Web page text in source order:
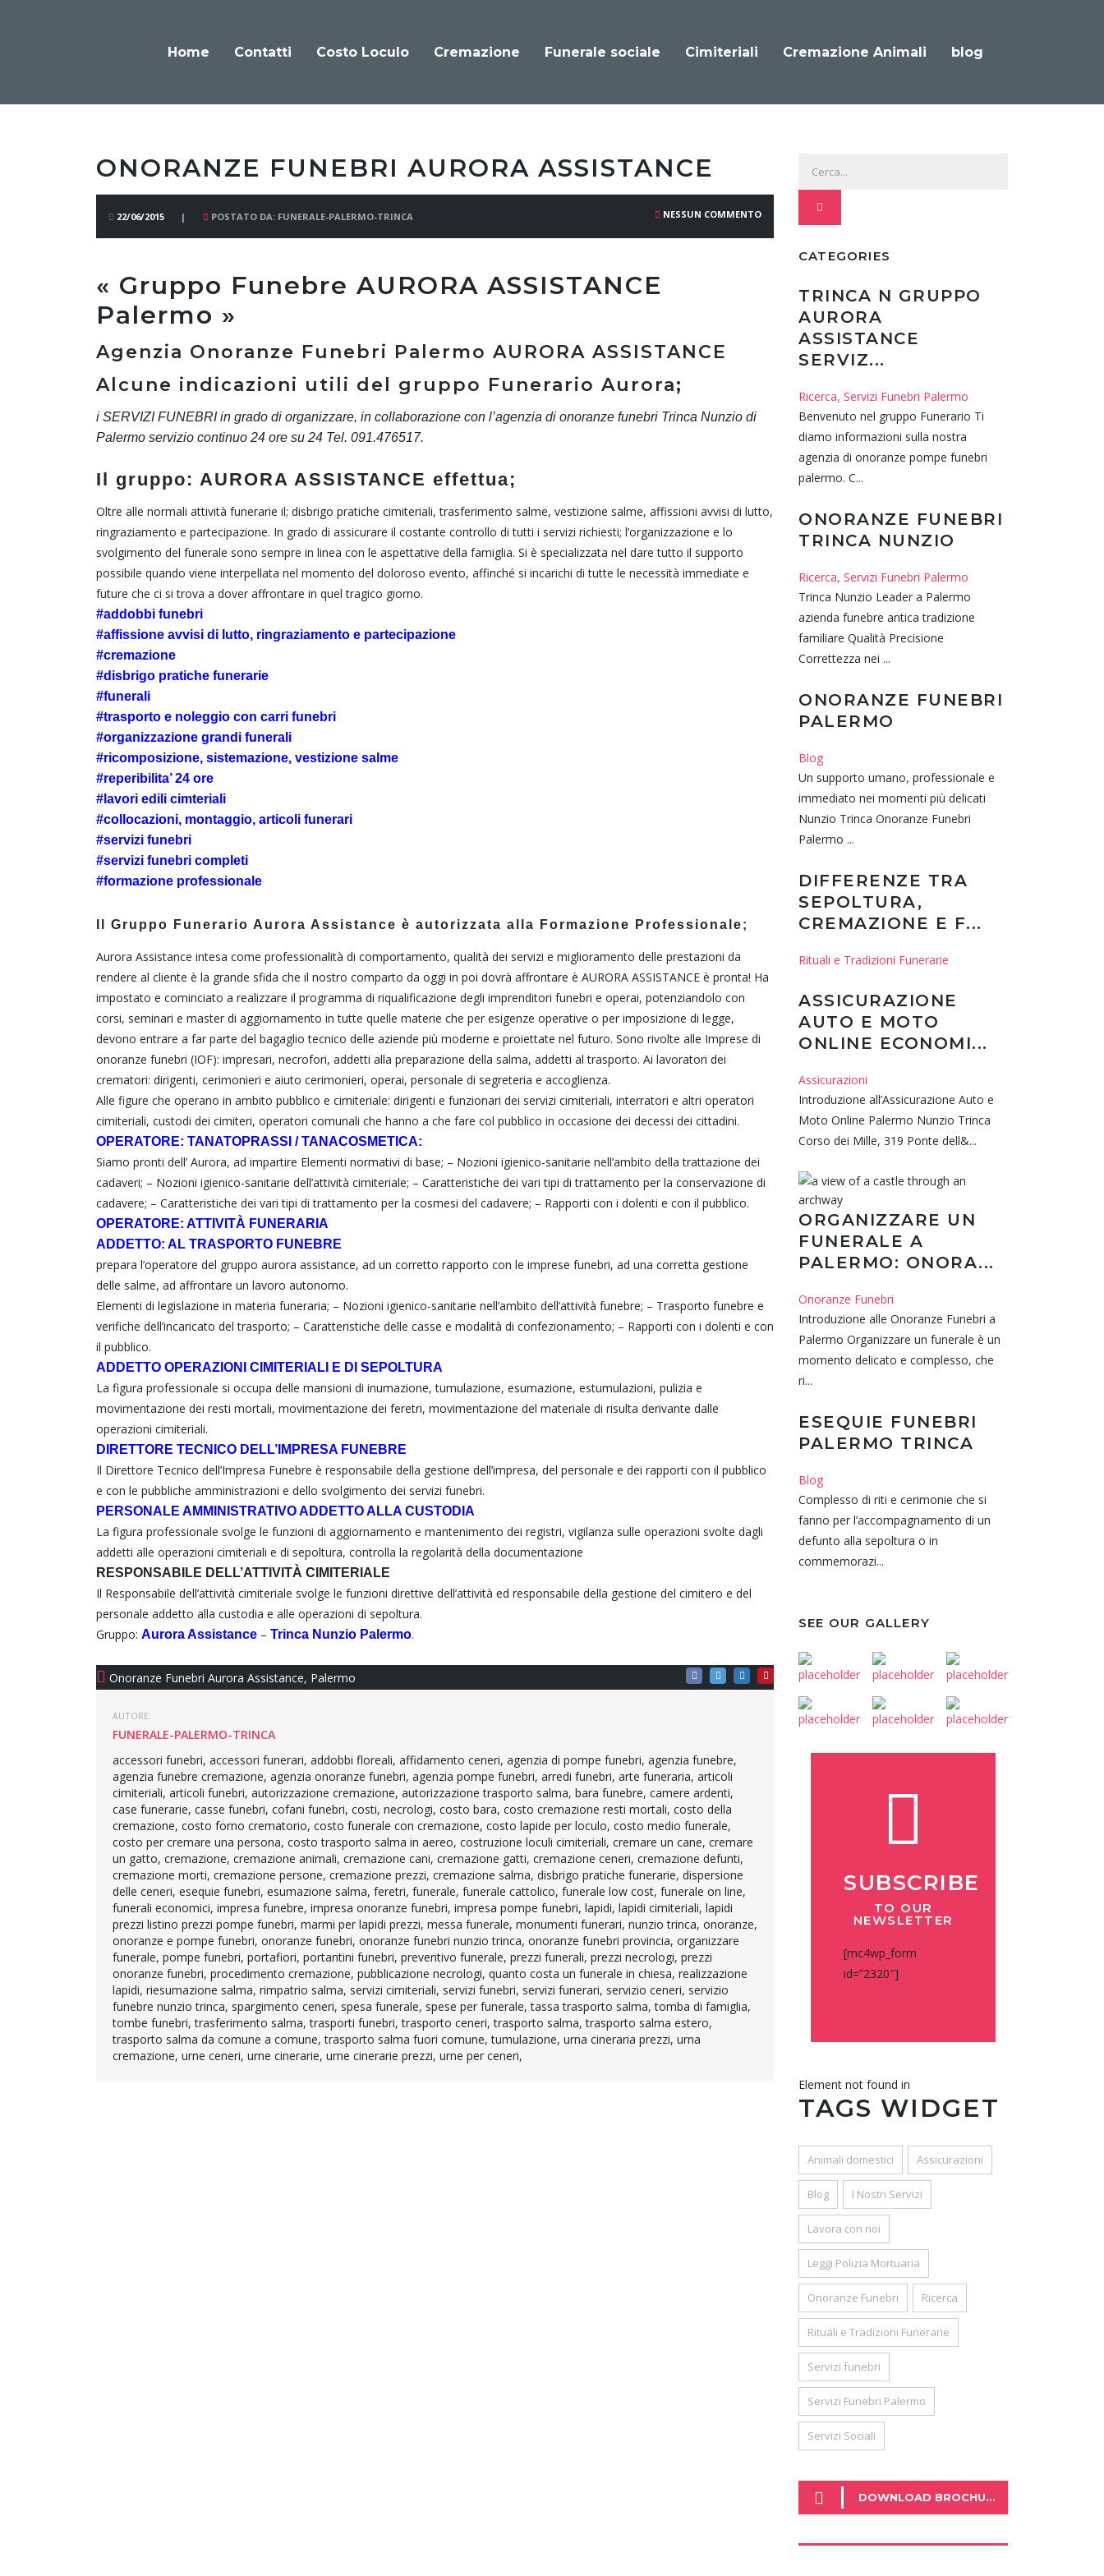
Home Contatti Costo Loculo Cremazione Funerale sociale Cimiteriali Cremazione Animali blog
ONORANZE FUNEBRI AURORA ASSISTANCE
22/06/2015 POSTATO DA: FUNERALE-PALERMO-TRINCA NESSUN COMMENTO
« Gruppo Funebre AURORA ASSISTANCE
Palermo »
Agenzia Onoranze Funebri Palermo AURORA ASSISTANCE
Alcune indicazioni utili del gruppo Funerario Aurora;
i SERVIZI FUNEBRI in grado di organizzare, in collaborazione con l’agenzia di onoranze funebri Trinca Nunzio di
Palermo servizio continuo 24 ore su 24 Tel. 091.476517.
Il gruppo: AURORA ASSISTANCE effettua;
Oltre alle normali attività funerarie il; disbrigo pratiche cimiteriali, trasferimento salme, vestizione salme, affissioni avvisi di lutto,
ringraziamento e partecipazione. In grado di assicurare il costante controllo di tutti i servizi richiesti; l’organizzazione e lo
svolgimento del funerale sono sempre in linea con le aspettative della famiglia. Si è specializzata nel dare tutto il supporto
possibile quando viene interpellata nel momento del doloroso evento, affinché si incarichi di tutte le necessità immediate e
future che ci si trova a dover affrontare in quel tragico giorno.
#addobbi funebri
#affissione avvisi di lutto, ringraziamento e partecipazione
#cremazione
#disbrigo pratiche funerarie
#funerali
#trasporto e noleggio con carri funebri
#organizzazione grandi funerali
#ricomposizione, sistemazione, vestizione salme
#reperibilita’ 24 ore
#lavori edili cimteriali
#collocazioni, montaggio, articoli funerari
#servizi funebri
#servizi funebri completi
#formazione professionale
Il Gruppo Funerario Aurora Assistance è autorizzata alla Formazione Professionale;
Aurora Assistance intesa come professionalità di comportamento, qualità dei servizi e miglioramento delle prestazioni da
rendere al cliente è la grande sfida che il nostro comparto da oggi in poi dovrà affrontare è AURORA ASSISTANCE è pronta! Ha
impostato e cominciato a realizzare il programma di riqualificazione degli imprenditori funebri e operai, potenziandolo con
corsi, seminari e master di aggiornamento in tutte quelle materie che per esigenze operative o per imposizione di legge,
devono entrare a far parte del bagaglio tecnico delle aziende più moderne e proiettate nel futuro. Sono rivolte alle Imprese di
onoranze funebri (IOF): impresari, necrofori, addetti alla preparazione della salma, addetti al trasporto. Ai lavoratori dei
crematori: dirigenti, cerimonieri e aiuto cerimonieri, operai, personale di segreteria e accoglienza.
Alle figure che operano in ambito pubblico e cimiteriale: dirigenti e funzionari dei servizi cimiteriali, interratori e altri operatori
cimiteriali, custodi dei cimiteri, operatori comunali che hanno a che fare col pubblico in occasione dei decessi dei cittadini.
OPERATORE: TANATOPRASSI / TANACOSMETICA:
Siamo pronti dell’ Aurora, ad impartire Elementi normativi di base; – Nozioni igienico-sanitarie nell’ambito della trattazione dei
cadaveri; – Nozioni igienico-sanitarie dell’attività cimiteriale; – Caratteristiche dei vari tipi di trattamento per la conservazione di
cadavere; – Caratteristiche dei vari tipi di trattamento per la cosmesi del cadavere; – Rapporti con i dolenti e con il pubblico.
OPERATORE: ATTIVITÀ FUNERARIA
ADDETTO: AL TRASPORTO FUNEBRE
prepara l’operatore del gruppo aurora assistance, ad un corretto rapporto con le imprese funebri, ad una corretta gestione
delle salme, ad affrontare un lavoro autonomo.
Elementi di legislazione in materia funeraria; – Nozioni igienico-sanitarie nell’ambito dell’attività funebre; – Trasporto funebre e
verifiche dell’incaricato del trasporto; – Caratteristiche delle casse e modalità di confezionamento; – Rapporti con i dolenti e con
il pubblico.
ADDETTO OPERAZIONI CIMITERIALI E DI SEPOLTURA
La figura professionale si occupa delle mansioni di inumazione, tumulazione, esumazione, estumulazioni, pulizia e
movimentazione dei resti mortali, movimentazione dei feretri, movimentazione del materiale di risulta derivante dalle
operazioni cimiteriali.
DIRETTORE TECNICO DELL’IMPRESA FUNEBRE
Il Direttore Tecnico dell’Impresa Funebre è responsabile della gestione dell’impresa, del personale e dei rapporti con il pubblico
e con le pubbliche amministrazioni e dello svolgimento dei servizi funebri.
PERSONALE AMMINISTRATIVO ADDETTO ALLA CUSTODIA
La figura professionale svolge le funzioni di aggiornamento e mantenimento dei registri, vigilanza sulle operazioni svolte dagli
addetti alle operazioni cimiteriali e di sepoltura, controlla la regolarità della documentazione
RESPONSABILE DELL’ATTIVITÀ CIMITERIALE
Il Responsabile dell’attività cimiteriale svolge le funzioni direttive dell’attività ed responsabile della gestione del cimitero e del
personale addetto alla custodia e alle operazioni di sepoltura.
Gruppo: Aurora Assistance – Trinca Nunzio Palermo.
Onoranze Funebri Aurora Assistance, Palermo
AUTORE:
FUNERALE-PALERMO-TRINCA
accessori funebri, accessori funerari, addobbi floreali, affidamento ceneri, agenzia di pompe funebri, agenzia funebre,
agenzia funebre cremazione, agenzia onoranze funebri, agenzia pompe funebri, arredi funebri, arte funeraria, articoli
cimiteriali, articoli funebri, autorizzazione cremazione, autorizzazione trasporto salma, bara funebre, camere ardenti,
case funerarie, casse funebri, cofani funebri, costi, necrologi, costo bara, costo cremazione resti mortali, costo della
cremazione, costo forno crematorio, costo funerale con cremazione, costo lapide per loculo, costo medio funerale,
costo per cremare una persona, costo trasporto salma in aereo, costruzione loculi cimiteriali, cremare un cane, cremare
un gatto, cremazione, cremazione animali, cremazione cani, cremazione gatti, cremazione ceneri, cremazione defunti,
cremazione morti, cremazione persone, cremazione prezzi, cremazione salma, disbrigo pratiche funerarie, dispersione
delle ceneri, esequie funebri, esumazione salma, feretri, funerale, funerale cattolico, funerale low cost, funerale on line,
funerali economici, impresa funebre, impresa onoranze funebri, impresa pompe funebri, lapidi, lapidi cimiteriali, lapidi
prezzi listino prezzi pompe funebri, marmi per lapidi prezzi, messa funerale, monumenti funerari, nunzio trinca, onoranze,
onoranze e pompe funebri, onoranze funebri, onoranze funebri nunzio trinca, onoranze funebri provincia, organizzare
funerale, pompe funebri, portafiori, portantini funebri, preventivo funerale, prezzi funerali, prezzi necrologi, prezzi
onoranze funebri, procedimento cremazione, pubblicazione necrologi, quanto costa un funerale in chiesa, realizzazione
lapidi, riesumazione salma, rimpatrio salma, servizi cimiteriali, servizi funebri, servizi funerari, servizio ceneri, servizio
funebre nunzio trinca, spargimento ceneri, spesa funerale, spese per funerale, tassa trasporto salma, tomba di famiglia,
tombe funebri, trasferimento salma, trasporti funebri, trasporto ceneri, trasporto salma, trasporto salma estero,
trasporto salma da comune a comune, trasporto salma fuori comune, tumulazione, urna cineraria prezzi, urna
cremazione, urne ceneri, urne cinerarie, urne cinerarie prezzi, urne per ceneri,
CATEGORIES
TRINCA N GRUPPO
AURORA
ASSISTANCE
SERVIZ...
Ricerca, Servizi Funebri Palermo
Benvenuto nel gruppo Funerario Ti
diamo informazioni sulla nostra
agenzia di onoranze pompe funebri
palermo. C...
ONORANZE FUNEBRI
TRINCA NUNZIO
Ricerca, Servizi Funebri Palermo
Trinca Nunzio Leader a Palermo
azienda funebre antica tradizione
familiare Qualità Precisione
Correttezza nei ...
ONORANZE FUNEBRI
PALERMO
Blog
Un supporto umano, professionale e
immediato nei momenti più delicati
Nunzio Trinca Onoranze Funebri
Palermo ...
DIFFERENZE TRA
SEPOLTURA,
CREMAZIONE E F...
Rituali e Tradizioni Funerarie
ASSICURAZIONE
AUTO E MOTO
ONLINE ECONOMI...
Assicurazioni
Introduzione all’Assicurazione Auto e
Moto Online Palermo Nunzio Trinca
Corso dei Mille, 319 Ponte dell&...
ORGANIZZARE UN
FUNERALE A
PALERMO: ONORA...
Onoranze Funebri
Introduzione alle Onoranze Funebri a
Palermo Organizzare un funerale è un
momento delicato e complesso, che
ri...
ESEQUIE FUNEBRI
PALERMO TRINCA
Blog
Complesso di riti e cerimonie che si
fanno per l’accompagnamento di un
defunto alla sepoltura o in
commemorazi...
SEE OUR GALLERY
SUBSCRIBE
TO OUR
NEWSLETTER
[mc4wp_form
id=”2320″]
Element not found in
TAGS WIDGET
Animali domestici Assicurazioni
Blog I Nostri Servizi
Lavora con noi
Leggi Polizia Mortuaria
Onoranze Funebri Ricerca
Rituali e Tradizioni Funerarie
Servizi funebri
Servizi Funebri Palermo
Servizi Sociali
DOWNLOAD BROCHURE